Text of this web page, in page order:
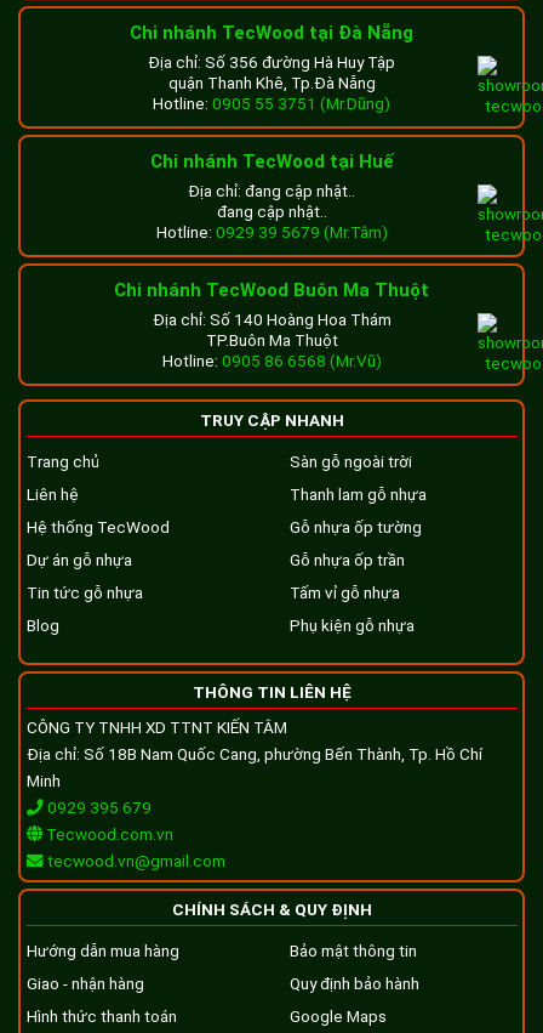
Chi nhánh TecWood tại Đà Nẵng
Địa chỉ: Số 356 đường Hà Huy Tập
quận Thanh Khê, Tp.Đà Nẵng
Hotline: 0905 55 3751 (Mr.Dũng)
Chi nhánh TecWood tại Huế
Địa chỉ: đang cập nhật..
đang cập nhật..
Hotline: 0929 39 5679 (Mr.Tâm)
Chi nhánh TecWood Buôn Ma Thuột
Địa chỉ: Số 140 Hoàng Hoa Thám
TP.Buôn Ma Thuột
Hotline: 0905 86 6568 (Mr.Vũ)
TRUY CẬP NHANH
Trang chủ
Liên hệ
Hệ thống TecWood
Dự án gỗ nhựa
Tin tức gỗ nhựa
Blog
Sàn gỗ ngoài trời
Thanh lam gỗ nhựa
Gỗ nhựa ốp tường
Gỗ nhựa ốp trần
Tấm vỉ gỗ nhựa
Phụ kiện gỗ nhựa
THÔNG TIN LIÊN HỆ
CÔNG TY TNHH XD TTNT KIẾN TÂM
Địa chỉ: Số 18B Nam Quốc Cang, phường Bến Thành, Tp. Hồ Chí
Minh
0929 395 679
Tecwood.com.vn
tecwood.vn@gmail.com
CHÍNH SÁCH & QUY ĐỊNH
Hướng dẫn mua hàng
Giao - nhận hàng
Hình thức thanh toán
Bảo mật thông tin
Quy định bảo hành
Google Maps